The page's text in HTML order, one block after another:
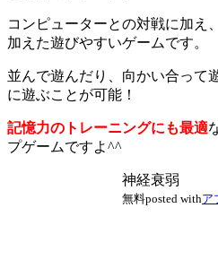
コンピューターとの対戦に加え
加えた遊びやすいゲームです。
並んで遊んだり、向かい合って
に遊ぶことが可能！
記憶力のトレーニングにも最適
プゲームですよ^^
神経衰弱
無料posted withア